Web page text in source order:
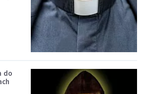
do